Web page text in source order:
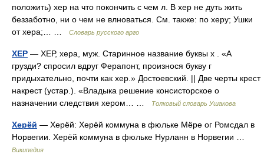
положить) хер на что покончить с чем л. В хер не дуть жить
беззаботно, ни о чем не влноваться. См. также: по херу; Ушки
от хера;… …
Словарь русского арго
ХЕР — ХЕР, хера, муж. Старинное название буквы х . «А
грузди? спросил вдруг Ферапонт, произнося букву г
придыхательно, почти как хер.» Достоевский. || Две черты крест
накрест (устар.). «Владыка решение консисторское о
назначении следствия хером… …
Толковый словарь Ушакова
Херёй — Херёй: Херёй коммуна в фюльке Мёре ог Ромсдал в
Норвегии. Херёй коммуна в фюльке Нурланн в Норвегии …
Википедия